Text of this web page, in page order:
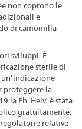
non coprono le
e
di camomilla
sviluppi. È
sterile di
proteggere la
la Ph. Helv. è stata
gratuitamente.
relative